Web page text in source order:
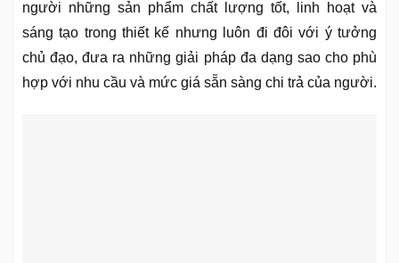
người những sản phẩm chất lượng tốt, linh hoạt và
sáng tạo trong thiết kế nhưng luôn đi đôi với ý tưởng
chủ đạo, đưa ra những giải pháp đa dạng sao cho phù
hợp với nhu cầu và mức giá sẵn sàng chi trả của người.